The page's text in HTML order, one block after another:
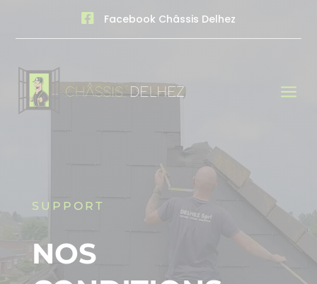
 Facebook Châssis Delhez
a
SUPPORT
NOS